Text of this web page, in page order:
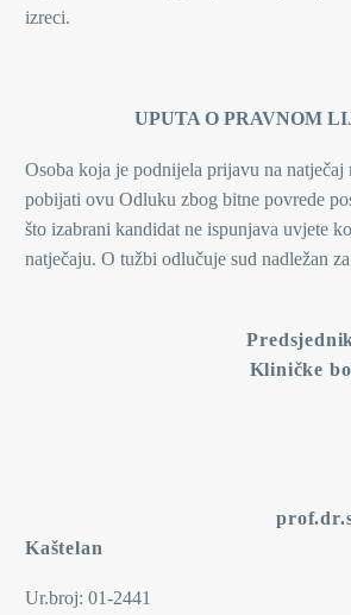
izreci.
UPUTA O PRAVNOM
Osoba koja je podnijela prijavu na natječaj
pobijati ovu Odluku zbog bitne povrede
što izabrani kandidat ne ispunjava uvjete
natječaju. O tužbi odlučuje sud nadležan
Kliničke
prof.dr.sc.
Kaštelan
Ur.broj: 01-2441